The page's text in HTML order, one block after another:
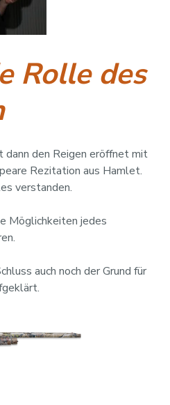
Rolle des
den Reigen eröffnet mit
Rezitation aus Hamlet.
verstanden.
Möglichkeiten jedes
auch noch der Grund für